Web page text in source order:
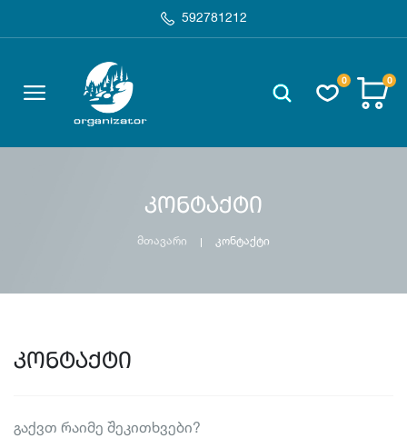
592781212
0 0
კონტაქტი
მთავარი კონტაქტი
კონტაქტი
გაქვთ რაიმე შეკითხვები?